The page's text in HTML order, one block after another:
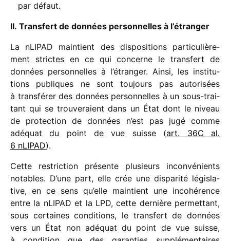
par défaut.
II. Transfert de données person­nelles à l’étranger
La nLIPAD main­tient des dispo­si­tions parti­cu­liè­re­
ment strictes en ce qui concerne le trans­fert de
données person­nelles à l’étranger. Ainsi, les insti­tu­
tions publiques ne sont toujours pas auto­ri­sées
à trans­fé­rer des données person­nelles à un sous-trai­
tant qui se trou­ve­raient dans un État dont le niveau
de protec­tion de données n’est pas jugé comme
adéquat du point de vue suisse (art. 36C al.
6 nLIPAD).
Cette restric­tion présente plusieurs incon­vé­nients
notables. D’une part, elle crée une dispa­rité légis­la­
tive, en ce sens qu’elle main­tient une inco­hé­rence
entre la nLIPAD et la LPD, cette dernière permet­tant,
sous certaines condi­tions, le trans­fert de données
vers un État non adéquat du point de vue suisse,